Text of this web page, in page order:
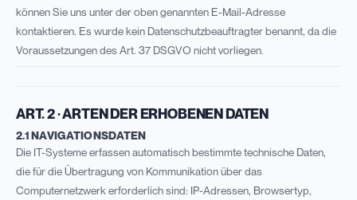
können Sie uns unter der oben genannten E-Mail-Adresse
kontaktieren. Es wurde kein Datenschutzbeauftragter benannt, da die
Voraussetzungen des Art. 37 DSGVO nicht vorliegen.
ART. 2 · ARTEN DER ERHOBENEN DATEN
2.1 NAVIGATIONSDATEN
Die IT-Systeme erfassen automatisch bestimmte technische Daten,
die für die Übertragung von Kommunikation über das
Computernetzwerk erforderlich sind: IP-Adressen, Browsertyp,